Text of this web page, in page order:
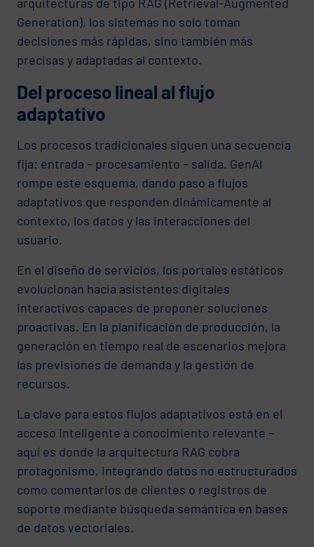
Generation), los sistemas no solo toman
decisiones más rápidas, sino también más
precisas y adaptadas al contexto.
Del proceso lineal al flujo
adaptativo
Los procesos tradicionales siguen una secuencia
fija: entrada – procesamiento – salida. GenAI
rompe este esquema, dando paso a flujos
adaptativos que responden dinámicamente al
contexto, los datos y las interacciones del
usuario.
En el diseño de servicios, los portales estáticos
evolucionan hacia asistentes digitales
interactivos capaces de proponer soluciones
proactivas. En la planificación de producción, la
generación en tiempo real de escenarios mejora
las previsiones de demanda y la gestión de
recursos.
La clave para estos flujos adaptativos está en el
acceso inteligente a conocimiento relevante –
aquí es donde la arquitectura RAG cobra
protagonismo, integrando datos no estructurados
como comentarios de clientes o registros de
soporte mediante búsqueda semántica en bases
de datos vectoriales.